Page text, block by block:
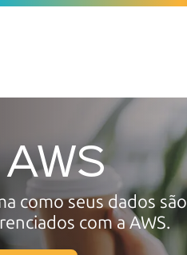
como seus dados são
com a AWS.